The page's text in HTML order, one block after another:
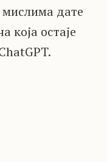
дате
која остаје